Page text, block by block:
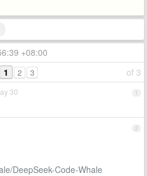
+08:00
of 3
1 2 3
1
30
2
DeepSeek-Code-Whale